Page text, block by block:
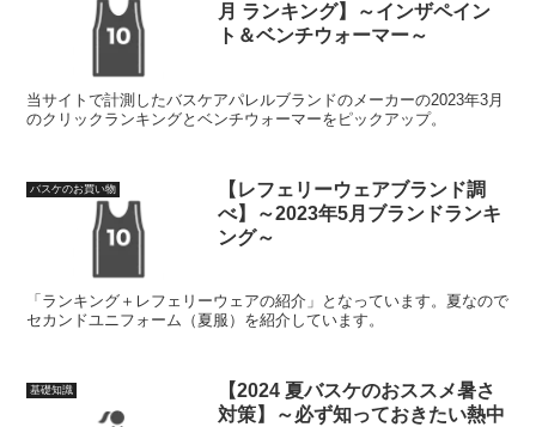
月 ランキング】～インザペイン
ト＆ベンチウォーマー～
当サイトで計測したバスケアパレルブランドのメーカーの2023年3月
のクリックランキングとベンチウォーマーをピックアップ。
バスケのお買い物
【レフェリーウェアブランド調
べ】～2023年5月ブランドランキ
ング～
「ランキング＋レフェリーウェアの紹介」となっています。夏なので
セカンドユニフォーム（夏服）を紹介しています。
基礎知識
【2024 夏バスケのおススメ暑さ
対策】～必ず知っておきたい熱中